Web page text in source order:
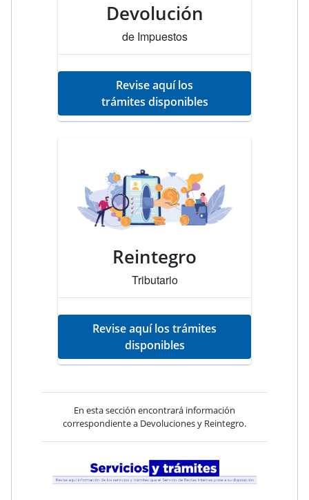
Devolución
de Impuestos
Revise aquí los
trámites disponibles
Reintegro
Tributario
Revise aquí los trámites
disponibles
En esta sección encontrará información
correspondiente a Devoluciones y Reintegro.